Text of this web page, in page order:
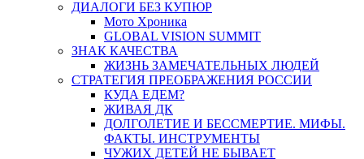
ДИАЛОГИ БЕЗ КУПЮР
Мото Хроника
GLOBAL VISION SUMMIT
ЗНАК КАЧЕСТВА
ЖИЗНЬ ЗАМЕЧАТЕЛЬНЫХ ЛЮДЕЙ
СТРАТЕГИЯ ПРЕОБРАЖЕНИЯ РОССИИ
КУДА ЕДЕМ?
ЖИВАЯ ДК
ДОЛГОЛЕТИЕ И БЕССМЕРТИЕ. МИФЫ.
ФАКТЫ. ИНСТРУМЕНТЫ
ЧУЖИХ ДЕТЕЙ НЕ БЫВАЕТ